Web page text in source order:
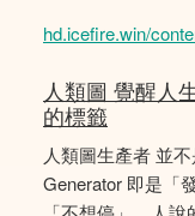
hd.icefire.win/
人類圖 覺醒人
的標籤
人類圖生產者 並
Generator 即是「